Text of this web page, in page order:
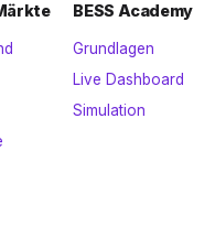
BESS Academy
Grundlagen
Live Dashboard
Simulation